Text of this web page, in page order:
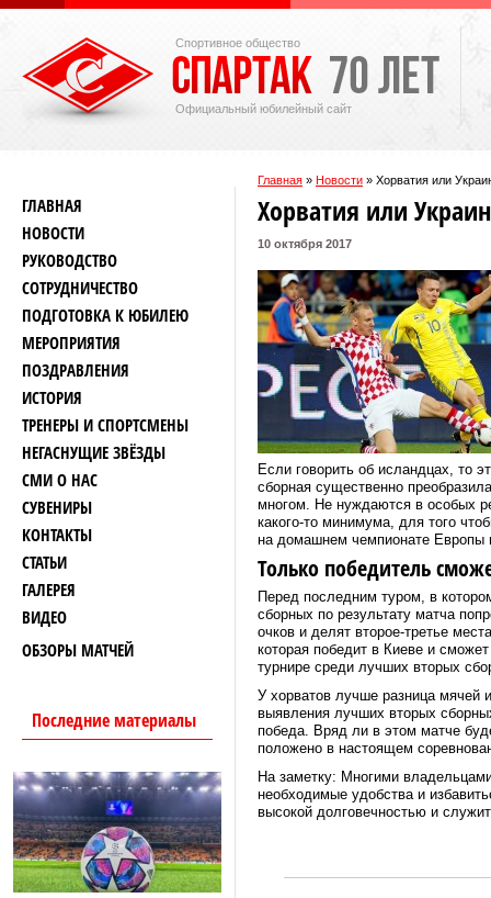
Спортивное общество
Официальный юбилейный сайт
Главная » Новости » Хорватия или
ГЛАВНАЯ
НОВОСТИ
РУКОВОДСТВО
СОТРУДНИЧЕСТВО
ПОДГОТОВКА К ЮБИЛЕЮ
МЕРОПРИЯТИЯ
ПОЗДРАВЛЕНИЯ
ИСТОРИЯ
ТРЕНЕРЫ И СПОРТСМЕНЫ
НЕГАСНУЩИЕ ЗВЁЗДЫ
СМИ О НАС
СУВЕНИРЫ
КОНТАКТЫ
СТАТЬИ
ГАЛЕРЕЯ
ВИДЕО
ОБЗОРЫ МАТЧЕЙ
Последние материалы
Хорватия или
10 октября 2017
Если говорить об исландцах, то
сборная существенно
многом. Не нуждаются в особых
какого-то минимума, для того
на домашнем чемпионате Европы
Только победитель
Перед последним туром, в
сборных по результату матча
очков и делят второе-третье
которая победит в Киеве и
турнире среди лучших вторых
У хорватов лучше разница мячей
выявления лучших вторых
победа. Вряд ли в этом матче
положено в настоящем
На заметку: Многими
необходимые удобства и
высокой долговечностью и